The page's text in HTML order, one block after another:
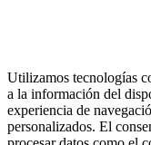
Utilizamos tecnologías
a la información del
experiencia de
personalizados. El